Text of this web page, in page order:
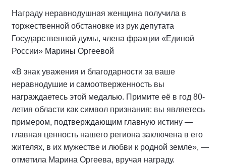
Награду неравнодушная женщина получила в
торжественной обстановке из рук депутата
Государственной думы, члена фракции «Единой
России» Марины Оргеевой
«В знак уважения и благодарности за ваше
неравнодушие и самоотверженность вы
награждаетесь этой медалью. Примите её в год 80-
летия области как символ признания: вы являетесь
примером, подтверждающим главную истину —
главная ценность нашего региона заключена в его
жителях, в их мужестве и любви к родной земле», —
отметила Марина Оргеева, вручая награду.